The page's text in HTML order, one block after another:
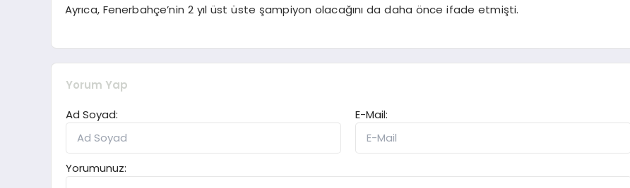
Ayrıca, Fenerbahçe’nin 2 yıl üst üste şampiyon olacağını da daha önce ifade etmişti.
Yorum Yap
Ad Soyad:
E-Mail:
Yorumunuz: